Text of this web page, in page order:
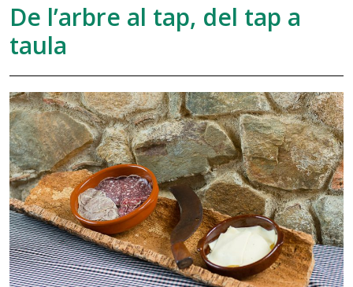
De l’arbre al tap, del tap a
taula